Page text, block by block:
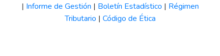
| Informe de Gestión | Boletín Estadístico | Régimen
Tributario | Código de Ética